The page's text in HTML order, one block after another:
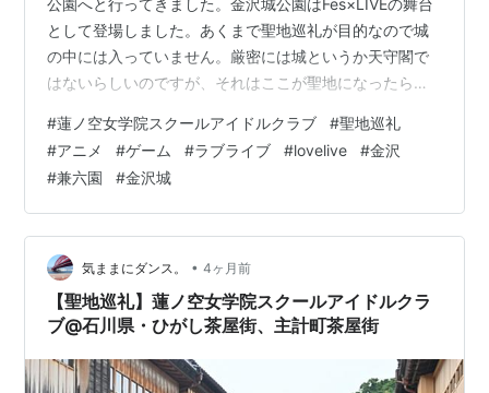
公園へと行ってきました。金沢城公園はFes×LIVEの舞台
として登場しました。あくまで聖地巡礼が目的なので城
の中には入っていません。厳密には城というか天守閣で
はないらしいのですが、それはここが聖地になったらま
ぽどライブに向いていますね。いつか実際にここでやれ
ばいいのに。金沢城としてはこのFes×LIVEのみ登場して
いますが、敷地の東にある石川橋は瑠璃乃のイラストで
登場しています。 逆に西に行けば吟子のイラストに登場
した尾山神社があります。聖地に囲まれている。 この近
くにある金沢中央観光案内所で…
#蓮ノ空女学院スクールアイドルクラブ #聖地巡礼
#アニメ #ゲーム #ラブライブ #lovelive #金沢
#兼六園 #金沢城
気ままにダンス。 • 4ヶ月前
【聖地巡礼】蓮ノ空女学院スクールアイドルクラ
ブ@石川県・ひがし茶屋街、主計町茶屋街